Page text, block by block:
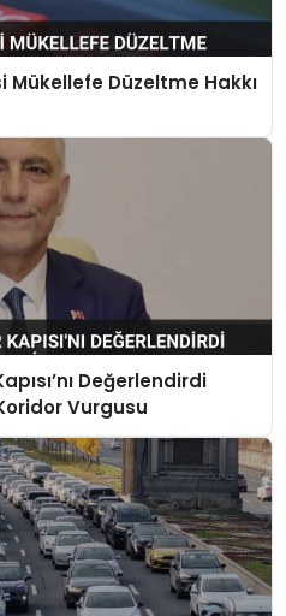
Düzeltme Hakkı
Değerlendirdi
Vurgusu